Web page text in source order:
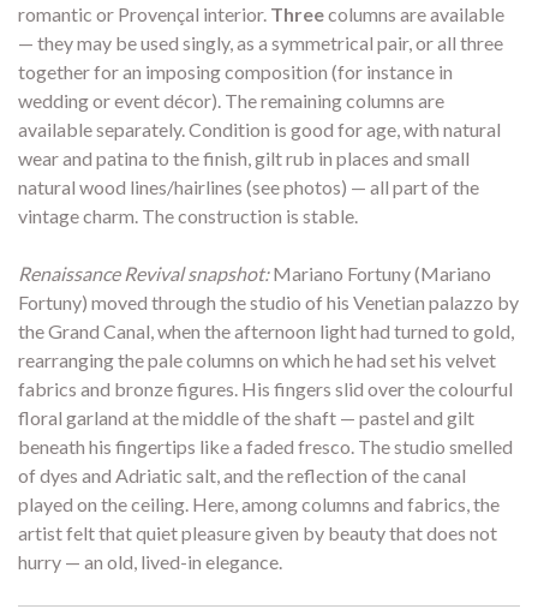
romantic or Provençal interior. Threecolumns are available
— they may be used singly, as a symmetrical pair, or all three
together for an imposing composition (for instance in
wedding or event décor). The remaining columns are
available separately. Condition is good for age, with natural
wear and patina to the finish, gilt rub in places and small
natural wood lines/hairlines (see photos) — all part of the
vintage charm. The construction is stable.
Renaissance Revival snapshot:Mariano Fortuny (Mariano
Fortuny) moved through the studio of his Venetian palazzo by
the Grand Canal, when the afternoon light had turned to gold,
rearranging the pale columns on which he had set his velvet
fabrics and bronze figures. His fingers slid over the colourful
floral garland at the middle of the shaft — pastel and gilt
beneath his fingertips like a faded fresco. The studio smelled
of dyes and Adriatic salt, and the reflection of the canal
played on the ceiling. Here, among columns and fabrics, the
artist felt that quiet pleasure given by beauty that does not
hurry — an old, lived-in elegance.